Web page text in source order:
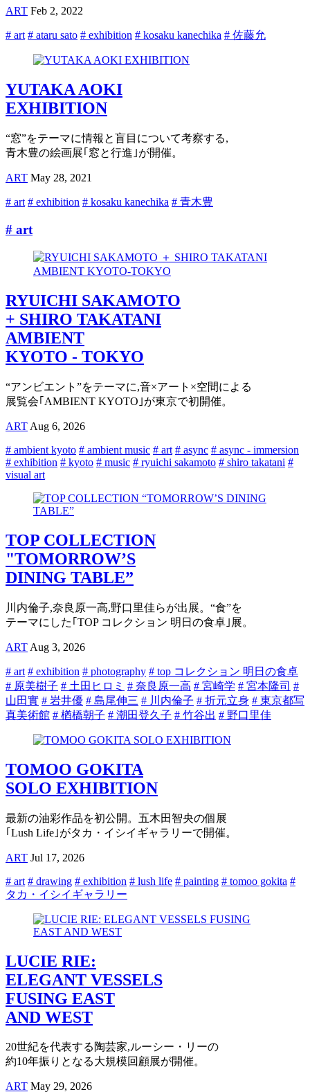
ART Feb 2, 2022
# art # ataru sato # exhibition # kosaku kanechika # 佐藤允
YUTAKA AOKI
EXHIBITION
“窓”をテーマに情報と盲目について考察する,
青木豊の絵画展｢窓と行進｣が開催。
ART May 28, 2021
# art # exhibition # kosaku kanechika # 青木豊
# art
RYUICHI SAKAMOTO
+ SHIRO TAKATANI
AMBIENT
KYOTO - TOKYO
“アンビエント”をテーマに,音×アート×空間による
展覧会｢AMBIENT KYOTO｣が東京で初開催。
ART Aug 6, 2026
# ambient kyoto # ambient music # art # async # async - immersion
# exhibition # kyoto # music # ryuichi sakamoto # shiro takatani #
visual art
TOP COLLECTION
"TOMORROW’S
DINING TABLE”
川内倫子,奈良原一高,野口里佳らが出展。“食”を
テーマにした｢TOP コレクション 明日の食卓｣展。
ART Aug 3, 2026
# art # exhibition # photography # top コレクション 明日の食卓
# 原美樹子 # 土田ヒロミ # 奈良原一高 # 宮崎学 # 宮本隆司 #
山田實 # 岩井優 # 島尾伸三 # 川内倫子 # 折元立身 # 東京都写
真美術館 # 楢橋朝子 # 潮田登久子 # 竹谷出 # 野口里佳
TOMOO GOKITA
SOLO EXHIBITION
最新の油彩作品を初公開。五木田智央の個展
｢Lush Life｣がタカ・イシイギャラリーで開催。
ART Jul 17, 2026
# art # drawing # exhibition # lush life # painting # tomoo gokita #
タカ・イシイギャラリー
LUCIE RIE:
ELEGANT VESSELS
FUSING EAST
AND WEST
20世紀を代表する陶芸家,ルーシー・リーの
約10年振りとなる大規模回顧展が開催。
ART May 29, 2026